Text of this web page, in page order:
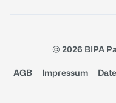
© 2026 BIPA
AGB Impressum